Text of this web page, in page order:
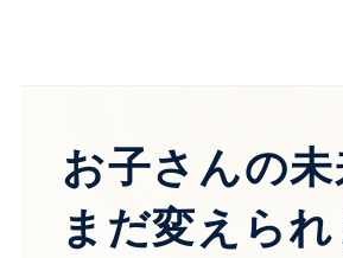
お子さんの未
まだ変えられ